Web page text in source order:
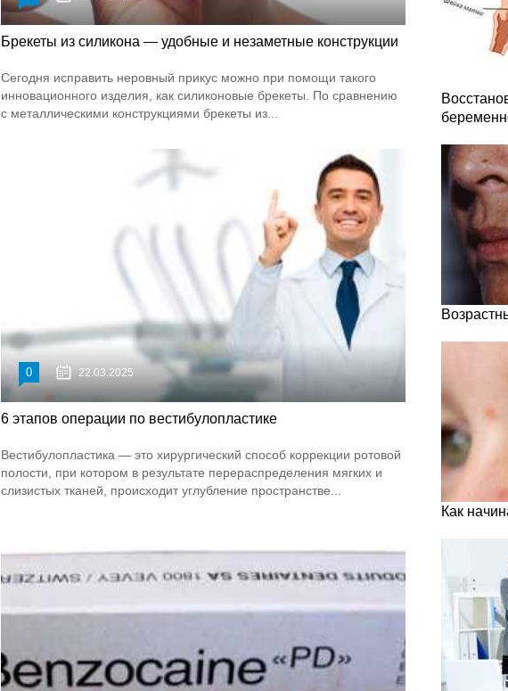
Брекеты из силикона — удобные и незаметные конструкции
Сегодня исправить неровный прикус можно при помощи такого
инновационного изделия, как силиконовые брекеты. По сравнению
с металлическими конструкциями брекеты из...
0 22.03.2025
6 этапов операции по вестибулопластике
Вестибулопластика — это хирургический способ коррекции ротовой
полости, при котором в результате перераспределения мягких и
слизистых тканей, происходит углубление пространстве...
Как